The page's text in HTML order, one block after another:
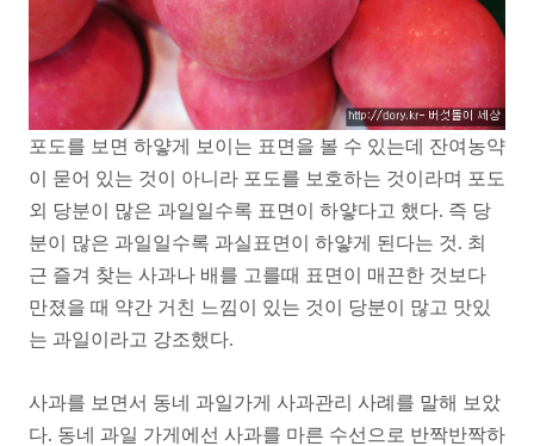
포도를 보면 하얗게 보이는 표면을 볼 수 있는데 잔여농약
이 묻어 있는 것이 아니라 포도를 보호하는 것이라며 포도
외 당분이 많은 과일일수록 표면이 하얗다고 했다. 즉 당
분이 많은 과일일수록 과실표면이 하얗게 된다는 것. 최
근 즐겨 찾는 사과나 배를 고를때 표면이 매끈한 것보다
만졌을 때 약간 거친 느낌이 있는 것이 당분이 많고 맛있
는 과일이라고 강조했다.
사과를 보면서 동네 과일가게 사과관리 사례를 말해 보았
다. 동네 과일 가게에선 사과를 마른 수선으로 반짝반짝하